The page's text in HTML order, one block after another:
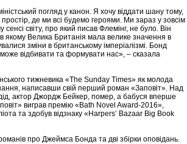
погляд у канон. Я хочу віддати шану тому,
де ми всі будемо героями. Ми зараз у зовсім
світу, про який писав Флемінг, не було. Він
якому Велика Британія мала велике значення в
зміни в британському імперіалізмі. Бонд
відбивати та формувати нас», – сказала
тижневика «The Sunday Times» як молода
написавши свій перший роман «Заповіт». Над
актор Джордж Бейкер, помер, а бабуся вперше
виграв премію «Bath Novel Award-2016»,
та здобув відзнаку «Harpers’ Bazaar Big Book
про Джеймса Бонда та дві збірки оповідань.